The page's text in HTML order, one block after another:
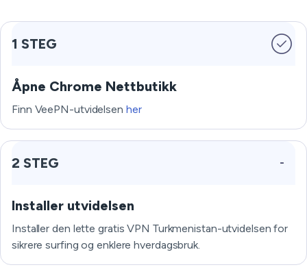
1 STEG
Åpne Chrome Nettbutikk
Finn VeePN-utvidelsen her
2 STEG
Installer utvidelsen
Installer den lette gratis VPN Turkmenistan-utvidelsen for
sikrere surfing og enklere hverdagsbruk.